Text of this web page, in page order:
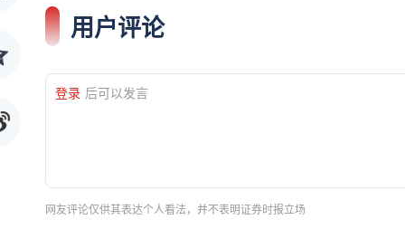
用户评论
登录 后可以发言
网友评论仅供其表达个人看法，并不表明证券时报立场